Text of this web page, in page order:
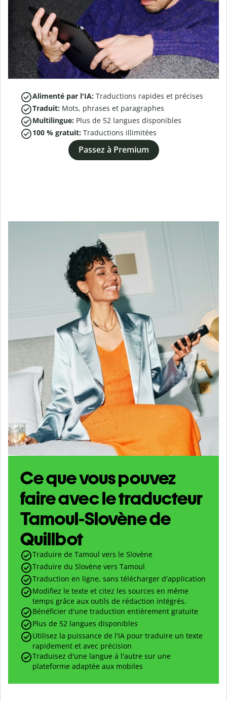
Alimenté par l'IA: Traductions rapides et précises
Traduit: Mots, phrases et paragraphes
Multilingue: Plus de 52 langues disponibles
100 % gratuit: Traductions illimitées
Passez à Premium
Ce que vous pouvez
faire avec le traducteur
Tamoul-Slovène de
Quillbot
Traduire de Tamoul vers le Slovène
Traduire du Slovène vers Tamoul
Traduction en ligne, sans télécharger d'application
Modifiez le texte et citez les sources en même
temps grâce aux outils de rédaction intégrés.
Bénéficier d'une traduction entièrement gratuite
Plus de 52 langues disponibles
Utilisez la puissance de l'IA pour traduire un texte
rapidement et avec précision
Traduisez d'une langue à l'autre sur une
plateforme adaptée aux mobiles